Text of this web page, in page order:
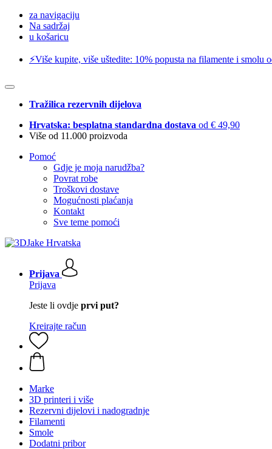
za navigaciju
Na sadržaj
u košaricu
⚡️Više kupite, više uštedite: 10% popusta na filamente i smolu
Tražilica rezervnih dijelova
Hrvatska: besplatna standardna dostava od € 49,90
Više od 11.000 proizvoda
Pomoć
Gdje je moja narudžba?
Povrat robe
Troškovi dostave
Mogućnosti plaćanja
Kontakt
Sve teme pomoći
Prijava
Prijava
Jeste li ovdje prvi put?
Kreirajte račun
Marke
3D printeri i više
Rezervni dijelovi i nadogradnje
Filamenti
Smole
Dodatni pribor